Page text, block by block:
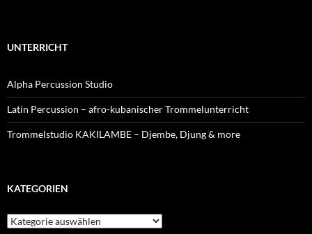
UNTERRICHT
Alpha Percussion Studio
Latin Percussion – afro-kubanischer Trommelunterricht
Trommelstudio KAKILAMBE – Djembe, Djung & more
KATEGORIEN
Kategorien